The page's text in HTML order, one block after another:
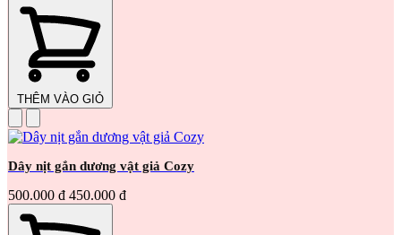
THÊM VÀO GIỎ
Dây nịt gắn dương vật giả Cozy
500.000 đ 450.000 đ